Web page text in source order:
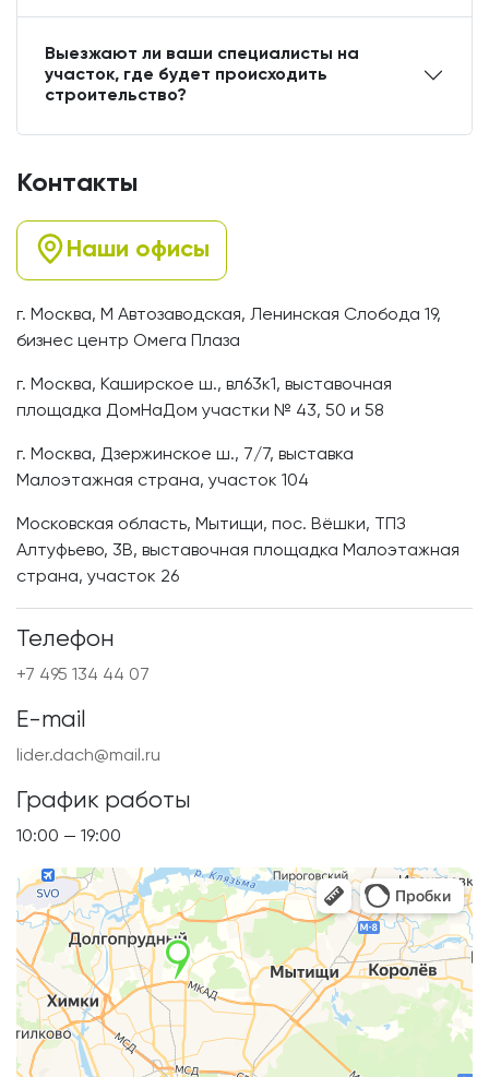
Выезжают ли ваши специалисты на
участок, где будет происходить
строительство?
Контакты
Наши офисы
г. Москва, М Автозаводская, Ленинская Слобода 19,
бизнес центр Омега Плаза
г. Москва, Каширское ш., вл63к1, выставочная
площадка ДомНаДом участки № 43, 50 и 58
г. Москва, Дзержинское ш., 7/7, выставка
Малоэтажная страна, участок 104
Московская область, Мытищи, пос. Вёшки, ТПЗ
Алтуфьево, 3В, выставочная площадка Малоэтажная
страна, участок 26
Телефон
+7 495 134 44 07
E-mail
lider.dach@mail.ru
График работы
10:00 — 19:00